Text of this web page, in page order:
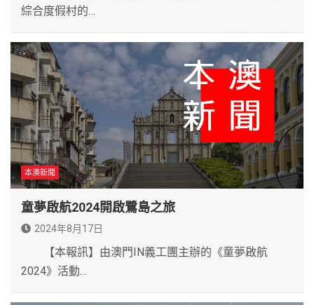
綜合度假村的…
本澳新聞
童夢啟航2024開啟鷺島之旅
2024年8月17日
【本報訊】由澳門IN義工團主辦的《童夢啟航
2024》活動…